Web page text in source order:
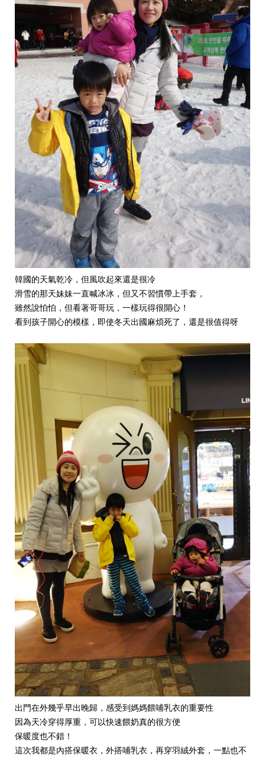
韓國的天氣乾冷，但風吹起來還是很冷
滑雪的那天妹妹一直喊冰冰，但又不習慣帶上手套，
雖然說怕怕，但看著哥哥玩，一樣玩得很開心！
看到孩子開心的模樣，即使冬天出國麻煩死了，還是很值得呀
出門在外幾乎早出晚歸，感受到媽媽餵哺乳衣的重要性
因為天冷穿得厚重，可以快速餵奶真的很方便
保暖度也不錯！
這次我都是內搭保暖衣，外搭哺乳衣，再穿羽絨外套，一點也不